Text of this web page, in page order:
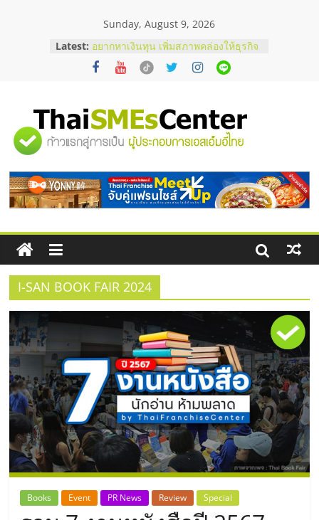
Sunday, August 9, 2026
Latest:
บริษัท Cybersecurity ในไทยที่ไหนดี?
วิธีเลือกผู้ให้บริการให้คุ้มค่าและตอบ
โจทย์ธุรกิจ
อยากหาเงินทุน เพิ่มสภาพคล่องให้ธุรกิจ
บริการน้ำมัน Shell
สัมมนาลงทุน แฟรนไชส์ยอนนี่
ThaiFranchise Meet Up จับคู่แฟรน
ร้านเครื่องเสียงคุณภาพสูง พร้อม
โซลูชันระบบภาพและเสียง
"ศูนย์
รวม
ข้อมูล
ธุรกิจ
SME
แห่ง
ประเทศไทย,
ThaiSMEsCenter,
รวม
ธุรกิจ
I-SAN BOOK FAIR 2024
Books Event PR News Review Special